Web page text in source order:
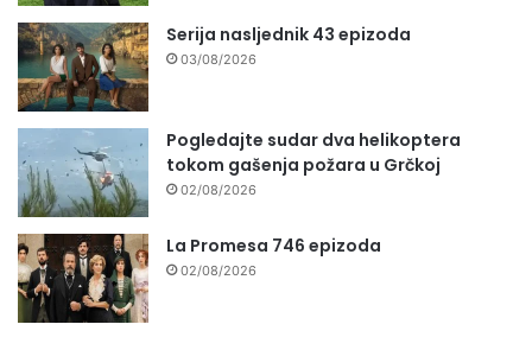
Serija nasljednik 43 epizoda
03/08/2026
Pogledajte sudar dva helikoptera
tokom gašenja požara u Grčkoj
02/08/2026
La Promesa 746 epizoda
02/08/2026